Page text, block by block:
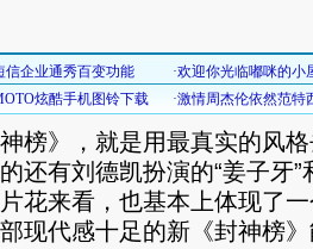
榜》，就是用最真实的风
还有刘德凯扮演的“姜子牙”
花来看，也基本上体现了
现代感十足的新《封神榜